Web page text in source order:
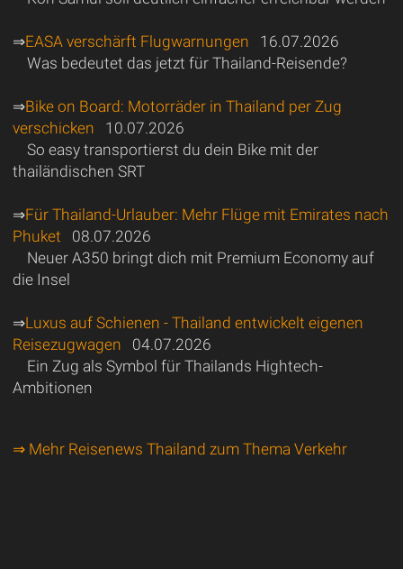
⇒EASA verschärft Flugwarnungen 16.07.2026
Was bedeutet das jetzt für Thailand-Reisende?
⇒Bike on Board: Motorräder in Thailand per Zug
verschicken 10.07.2026
So easy transportierst du dein Bike mit der
thailändischen SRT
⇒Für Thailand-Urlauber: Mehr Flüge mit Emirates nach
Phuket 08.07.2026
Neuer A350 bringt dich mit Premium Economy auf
die Insel
⇒Luxus auf Schienen - Thailand entwickelt eigenen
Reisezugwagen 04.07.2026
Ein Zug als Symbol für Thailands Hightech-
Ambitionen
⇒ Mehr Reisenews Thailand zum Thema Verkehr